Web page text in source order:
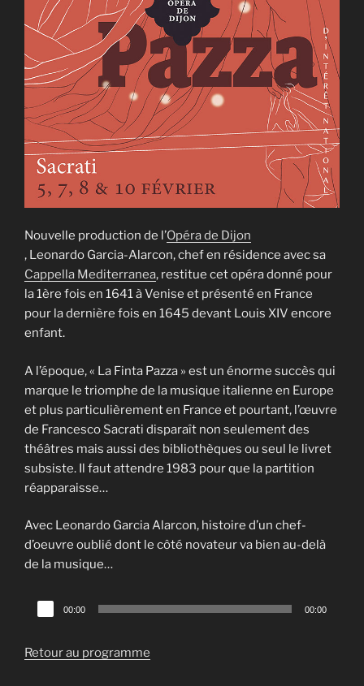
Nouvelle production de l’Opéra de Dijon
, Leonardo Garcia-Alarcon, chef en résidence avec sa
Cappella Mediterranea, restitue cet opéra donné pour
la 1ère fois en 1641 à Venise et présenté en France
pour la dernière fois en 1645 devant Louis XIV encore
enfant.
A l’époque, « La Finta Pazza » est un énorme succès qui
marque le triomphe de la musique italienne en Europe
et plus particulièrement en France et pourtant, l’œuvre
de Francesco Sacrati disparaît non seulement des
théâtres mais aussi des bibliothèques ou seul le livret
subsiste. Il faut attendre 1983 pour que la partition
réapparaisse…
Avec Leonardo Garcia Alarcon, histoire d’un chef-
d’oeuvre oublié dont le côté novateur va bien au-delà
de la musique…
Lecteur
audio
00:00 00:00
Retour au programme